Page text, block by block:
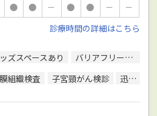
● ● － ● ● －
－
診療時間の詳細はこちら
ズスペースあり バリアフリー対応
組織検査 子宮頸がん検診 迅速抗原キット検査